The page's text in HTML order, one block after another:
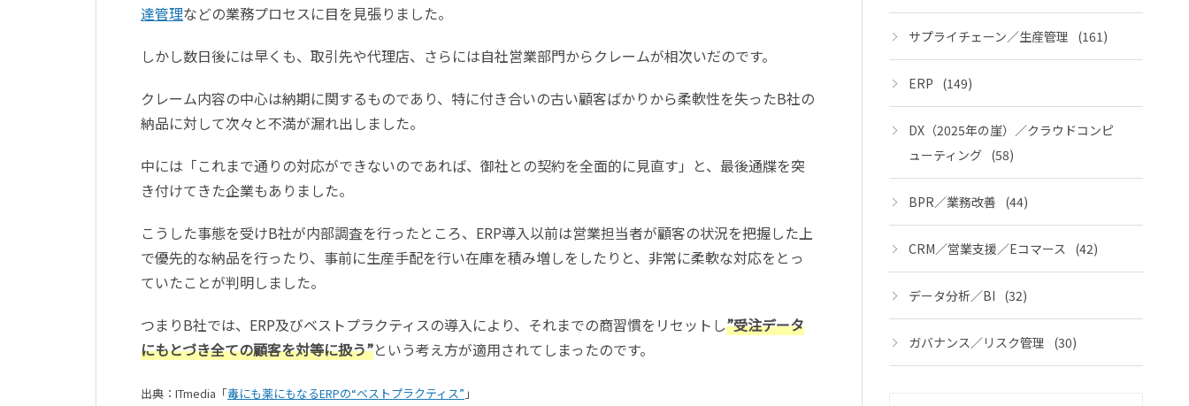
達管理などの業務プロセスに目を見張りました。
しかし数日後には早くも、取引先や代理店、さらには自社営業部門からクレームが相次いだのです。
クレーム内容の中心は納期に関するものであり、特に付き合いの古い顧客ばかりから柔軟性を失ったB社の
納品に対して次々と不満が漏れ出しました。
中には「これまで通りの対応ができないのであれば、御社との契約を全面的に見直す」と、最後通牒を突
き付けてきた企業もありました。
こうした事態を受けB社が内部調査を行ったところ、ERP導入以前は営業担当者が顧客の状況を把握した上
で優先的な納品を行ったり、事前に生産手配を行い在庫を積み増しをしたりと、非常に柔軟な対応をとっ
ていたことが判明しました。
つまりB社では、ERP及びベストプラクティスの導入により、それまでの商習慣をリセットし”受注データ
にもとづき全ての顧客を対等に扱う”という考え方が適用されてしまったのです。
出典：ITmedia「毒にも薬にもなるERPの“ベストプラクティス” 」
サプライチェーン／生産管理 (161)
ERP (149)
DX（2025年の崖）／クラウドコンピ
ューティング (58)
BPR／業務改善 (44)
CRM／営業支援／Eコマース (42)
データ分析／BI (32)
ガバナンス／リスク管理 (30)